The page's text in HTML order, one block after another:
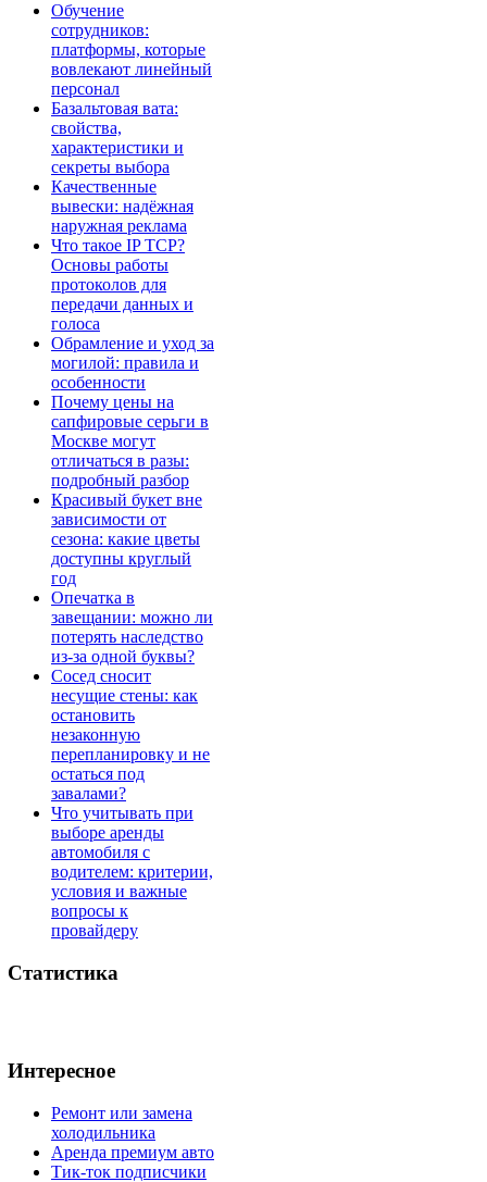
Обучение
сотрудников:
платформы, которые
вовлекают линейный
персонал
Базальтовая вата:
свойства,
характеристики и
секреты выбора
Качественные
вывески: надёжная
наружная реклама
Что такое IP TCP?
Основы работы
протоколов для
передачи данных и
голоса
Обрамление и уход за
могилой: правила и
особенности
Почему цены на
сапфировые серьги в
Москве могут
отличаться в разы:
подробный разбор
Красивый букет вне
зависимости от
сезона: какие цветы
доступны круглый
год
Опечатка в
завещании: можно ли
потерять наследство
из-за одной буквы?
Сосед сносит
несущие стены: как
остановить
незаконную
перепланировку и не
остаться под
завалами?
Что учитывать при
выборе аренды
автомобиля с
водителем: критерии,
условия и важные
вопросы к
провайдеру
Статистика
Интересное
Ремонт или замена
холодильника
Аренда премиум авто
Тик-ток подписчики